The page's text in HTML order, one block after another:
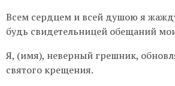
Всем сердцем и всей душою я
будь свидетельницей обещаний
Я, (имя), неверный грешник,
святого крещения.